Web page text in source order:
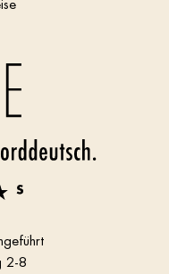
2-8